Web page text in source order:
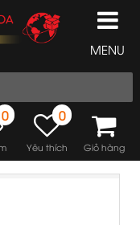
MENU
0 0
Yêu thích Giỏ hàng